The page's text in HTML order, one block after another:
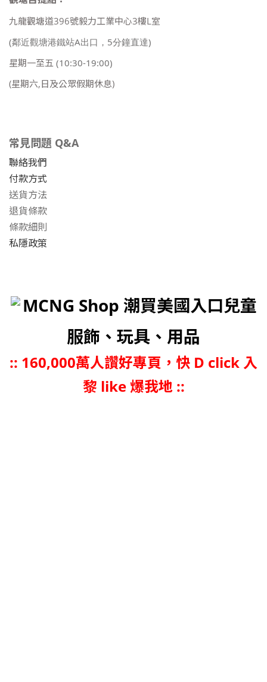
九龍觀塘道396號毅力工業中心3樓L室
(鄰近觀塘港鐵站A出口，5分鐘直達)
星期一至五 (10:30-19:00)
(星期六,日及公眾假期休息)
常見問題 Q&A
聯絡我們
付款方式
送貨方法
退貨條款
條款細則
私隱政策
MCNG Shop 潮買美國入口兒童
服飾、玩具、用品
:: 160,000萬人讚好專頁，快 D click 入
黎 like 爆我地 ::